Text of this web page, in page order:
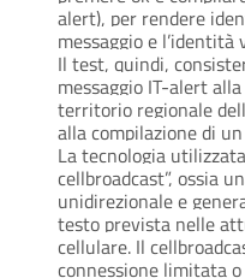
alert), per rendere
messaggio e l’identità
Il test, quindi,
messaggio IT-alert
territorio regionale
alla compilazione di
La tecnologia
cellbroadcast”, ossia
unidirezionale e
testo prevista nelle
cellulare. Il
connessione limitata